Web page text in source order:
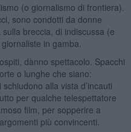
(o giornalismo di frontiera).
sono condotti da donne
breccia, di indiscussa (e
in gamba.
dànno spettacolo. Spacchi
o lunghe che siano:
alla vista d’incauti
per qualche telespettatore
film, per sopperire a
più convincenti.